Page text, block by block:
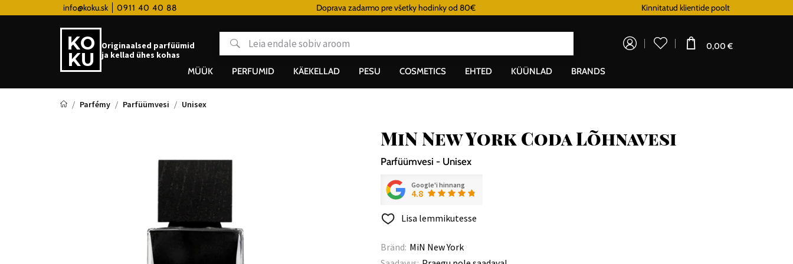
info@koku.sk 0911 40 40 88Lojaalsusprogramm Doprava zadarmo pre všetky hodinky od 80€ Kinnitatud klientide poolt
Originaalsed parfüümid
ja kellad ühes kohas
0,00 €
MÜÜK PERFUMID KÄEKELLAD PESU COSMETICS EHTED KÜÜNLAD BRANDS
Parfémy Parfüümvesi Unisex
MiN New York Coda Lõhnavesi
Parfüümvesi - Unisex
Google'i hinnang
4.8
Lisa lemmikutesse
Bränd: MiN New York